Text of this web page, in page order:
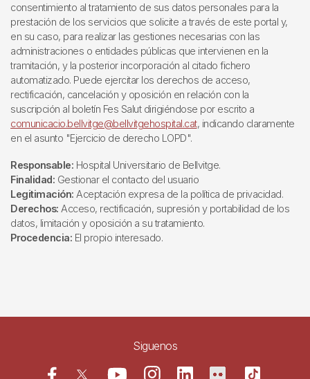
consentimiento al tratamiento de sus datos personales para la
prestación de los servicios que solicite a través de este portal y,
en su caso, para realizar las gestiones necesarias con las
administraciones o entidades públicas que intervienen en la
tramitación, y la posterior incorporación al citado fichero
automatizado. Puede ejercitar los derechos de acceso,
rectificación, cancelación y oposición en relación con la
suscripción al boletín Fes Salut dirigiéndose por escrito a
comunicacio.bellvitge@bellvitgehospital.cat, indicando claramente
en el asunto "Ejercicio de derecho LOPD".
Responsable: Hospital Universitario de Bellvitge.
Finalidad: Gestionar el contacto del usuario
Legitimación: Aceptación expresa de la política de privacidad.
Derechos: Acceso, rectificación, supresión y portabilidad de los
datos, limitación y oposición a su tratamiento.
Procedencia: El propio interesado.
Siguenos